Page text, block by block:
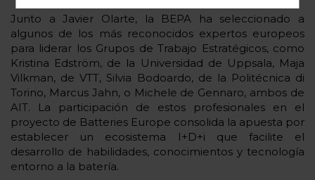
Junto a Javier Olarte, la BEPA ha seleccionado a
algunos de los más reconocidos expertos europeos
para liderar los Grupos de Trabajo Estratégicos, como
Kristina Edström, de la Universidad de Uppsala, Maja
Vilkman, de VTT, Silvia Bodoardo, de la Politécnica di
Torino, Marcus Jahn, o Michele de Gennaro, ambos de
AIT. La participación de estos profesionales en el
proyecto de Batteries Europe consolida la apuesta por
establecer un ecosistema I+D+i que facilite el
desarrollo de habilidades, conocimientos y tecnología
entorno a la batería.